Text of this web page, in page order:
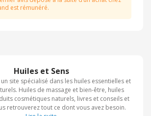
Huiles et Sens
un site spécialisé dans les huiles essentielles et
Huiles de massage et bien-être, huiles
cosmétiques naturels, livres et conseils et
retrouverez tout ce dont vous avez besoin.
est rémunéré.